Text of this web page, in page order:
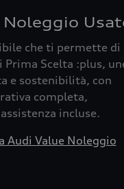
che ti permette di
Prima Scelta :plus,
e sostenibilità, con
completa,
incluse.
Audi Value Noleggio